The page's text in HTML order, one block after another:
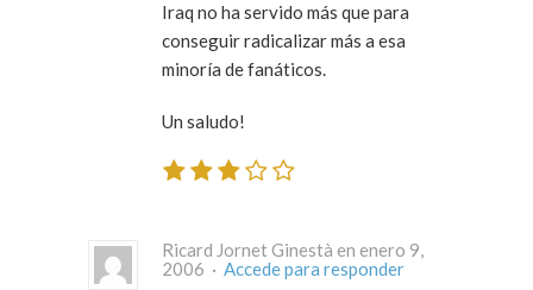
Iraq no ha servido más que para
conseguir radicalizar más a esa
minoría de fanáticos.
Un saludo!
Ricard Jornet Ginestà en enero 9,
2006 · Accede para responder